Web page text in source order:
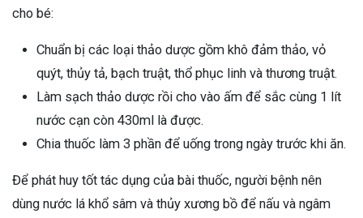
cho bé:
Chuẩn bị các loại thảo dược gồm khô đảm thảo, vỏ
quýt, thủy tả, bạch truật, thổ phục linh và thương truật.
Làm sạch thảo dược rồi cho vào ấm để sắc cùng 1 lít
nước cạn còn 430ml là được.
Chia thuốc làm 3 phần để uống trong ngày trước khi ăn.
Để phát huy tốt tác dụng của bài thuốc, người bệnh nên
dùng nước lá khổ sâm và thủy xương bồ để nấu và ngâm